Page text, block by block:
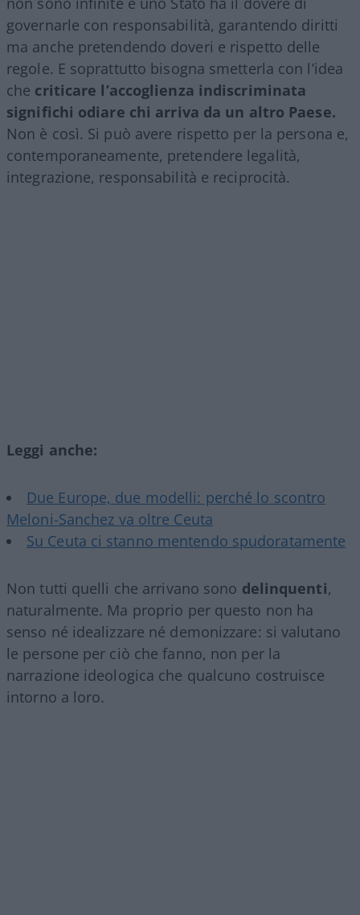
governarle con responsabilità, garantendo diritti
ma anche pretendendo doveri e rispetto delle
regole. E soprattutto bisogna smetterla con l’idea
che criticare l’accoglienza indiscriminata
significhi odiare chi arriva da un altro Paese.
Non è così. Si può avere rispetto per la persona e,
contemporaneamente, pretendere legalità,
integrazione, responsabilità e reciprocità.
Leggi anche:
Due Europe, due modelli: perché lo scontro
Meloni-Sanchez va oltre Ceuta
Su Ceuta ci stanno mentendo spudoratamente
Non tutti quelli che arrivano sono delinquenti,
naturalmente. Ma proprio per questo non ha
senso né idealizzare né demonizzare: si valutano
le persone per ciò che fanno, non per la
narrazione ideologica che qualcuno costruisce
intorno a loro.